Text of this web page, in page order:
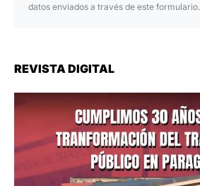
datos enviados a través de este formulario.
REVISTA DIGITAL